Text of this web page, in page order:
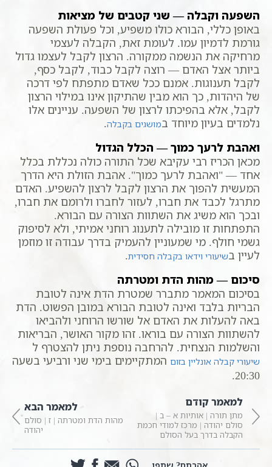
השפעה וקבלה — שני קטבים של מציאות
באופן כללי, הבורא כולו משפיע, וכל פעולת השפעה
גורמת לדמיון עמו. לעומת זאת, הקבלה לעצמי
מרחיקה את הנשמה ממקורה. הרצון לקבל לעצמו גדול
ביותר אצל האדם — רוצה לקבל כבוד, לקבל כסף,
לקבל תענוגות. אמנם ככל שאדם מתפתח לפי דרכה
של היהדות, כך הוא מבין שהתיקון אינו במילוי הרצון
לקבל, אלא בהפיכתו לרצון של השפעה. עניינים אלו
נלמדים בעיון מיוחד במושגים בקבלה.
ואהבת לרעך כמוך — הכלל הגדול
מכאן הכריז רבי עקיבא שכל התורה כולה נכללת בכלל
אחד — "ואהבת לרעך כמוך". אהבת הזולת היא הדרך
המעשית להפוך את הרצון לקבל לרצון להשפיע. האדם
מתרגל לכבד את חברו, לעזור לחברו ולרומם את חברו,
ובכך הוא משיג את השתוות הצורה עם הבורא.
התפתחות זו מובילה לתענוג רוחני אמיתי, ולא לסיפוק
גשמי חולף. מי שמעוניין להעמיק בדרך עבודה זו מוזמן
לעיין בשיעורי וידאו בקבלה חסידית.
סיכום — מהות הדת ומטרתה
בסיכום המאמר מתברר שמטרת הדת אינה לטובת
הבריות בלבד ואינה לטובת הבורא במובן הפשוט. הדת
באה להעלות את האדם אל שורשו הרוחני ולהביאו
להשתוות הצורה עם בוראו. זהו מקור האושר, הבריאות
והשלמות הנצחית. להרחבה נוספת ניתן להצטרף ל
שיעורי קבלה אונליין בזום המתקיימים בימי שני ורביעי בשעה
20:30.
למאמר קודם
מתן תורה | אותיות א – ב |
סולם יהודה | מרכז למודי חכמת
הקבלה בדרך בעל הסולם
למאמר הבא
מהות הדת ומטרתה | ז | סולם
יהודה